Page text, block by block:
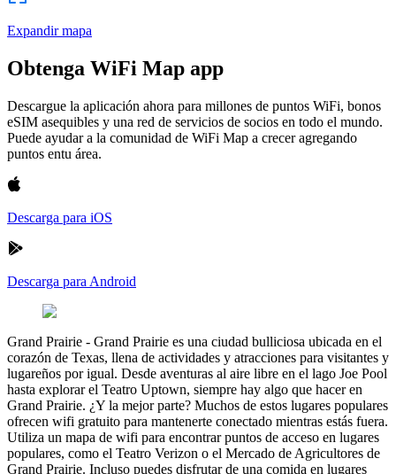
Expandir mapa
Obtenga WiFi Map app
Descargue la aplicación ahora para millones de puntos WiFi, bonos
eSIM asequibles y una red de servicios de socios en todo el mundo.
Puede ayudar a la comunidad de WiFi Map a crecer agregando
puntos entu área.
Descarga para iOS
Descarga para Android
Grand Prairie - Grand Prairie es una ciudad bulliciosa ubicada en el
corazón de Texas, llena de actividades y atracciones para visitantes y
lugareños por igual. Desde aventuras al aire libre en el lago Joe Pool
hasta explorar el Teatro Uptown, siempre hay algo que hacer en
Grand Prairie. ¿Y la mejor parte? Muchos de estos lugares populares
ofrecen wifi gratuito para mantenerte conectado mientras estás fuera.
Utiliza un mapa de wifi para encontrar puntos de acceso en lugares
populares, como el Teatro Verizon o el Mercado de Agricultores de
Grand Prairie. Incluso puedes disfrutar de una comida en lugares